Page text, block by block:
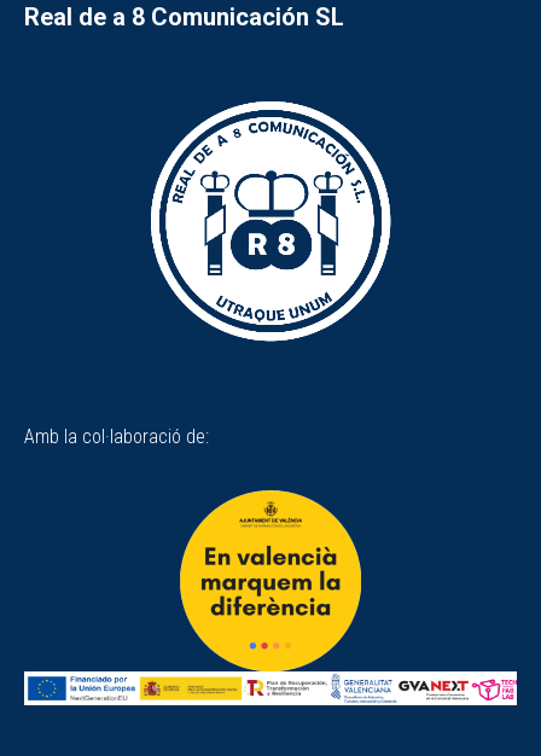
Real de a 8 Comunicación SL
Amb la col·laboració de: